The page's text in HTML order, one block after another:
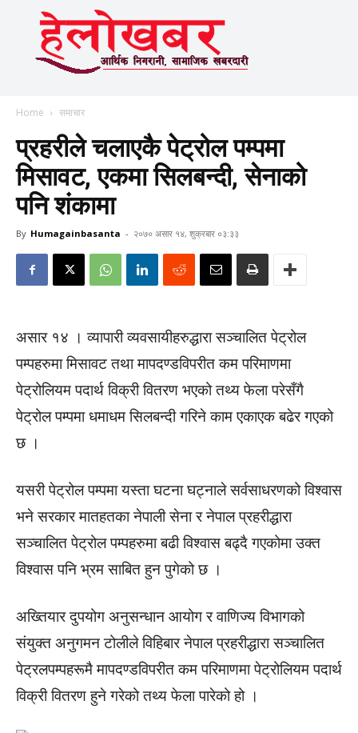
Home समाचार
प्रहरीले चलाएकै पेट्रोल पम्पमा
मिसावट, एकमा सिलबन्दी, सेनाको
पनि शंकामा
By Humagainbasanta - २०७० असार १४, शुक्रबार ०३:३३
असार १४ । व्यापारी व्यवसायीहरुद्धारा सञ्चालित पेट्रोल
पम्पहरुमा मिसावट तथा मापदण्डविपरीत कम परिमाणमा
पेट्रोलियम पदार्थ विक्री वितरण भएको तथ्य फेला परेसँगै
पेट्रोल पम्पमा धमाधम सिलबन्दी गरिने काम एकाएक बढेर गएको
छ ।
यसरी पेट्रोल पम्पमा यस्ता घटना घट्नाले सर्वसाधरणको विश्वास
भने सरकार मातहतका नेपाली सेना र नेपाल प्रहरीद्धारा
सञ्चालित पेट्रोल पम्पहरुमा बढी विश्वास बढ्दै गएकोमा उक्त
विश्वास पनि भ्रम साबित हुन पुगेको छ ।
अख्तियार दुपयोग अनुसन्धान आयोग र वाणिज्य विभागको
संयुक्त अनुगमन टोलीले विहिबार नेपाल प्रहरीद्धारा सञ्चालित
पेट्रलपम्पहरूमै मापदण्डविपरीत कम परिमाणमा पेट्रोलियम पदार्थ
विक्री वितरण हुने गरेको तथ्य फेला पारेको हो ।